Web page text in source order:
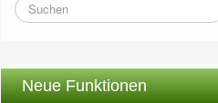
Neue Funktionen